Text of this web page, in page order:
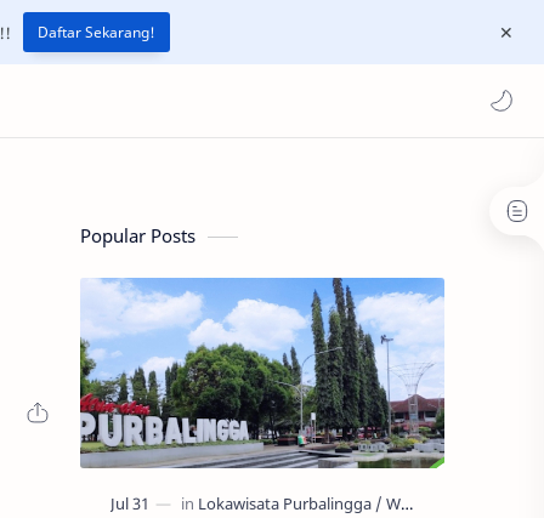
Daftar Sekarang!
Popular Posts